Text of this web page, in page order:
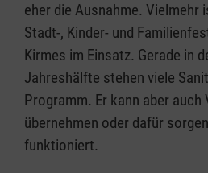
eher die Ausnahme. Vielmehr
Stadt-, Kinder- und
Kirmes im Einsatz. Gerade in
Jahreshälfte stehen viele
Programm. Er kann aber
übernehmen oder dafür
funktioniert.